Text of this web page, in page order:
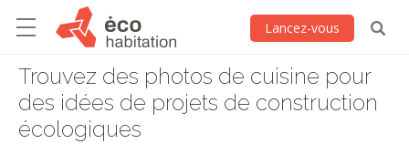
Lancez-vous
Trouvez des photos de cuisine pour
des idées de projets de construction
écologiques